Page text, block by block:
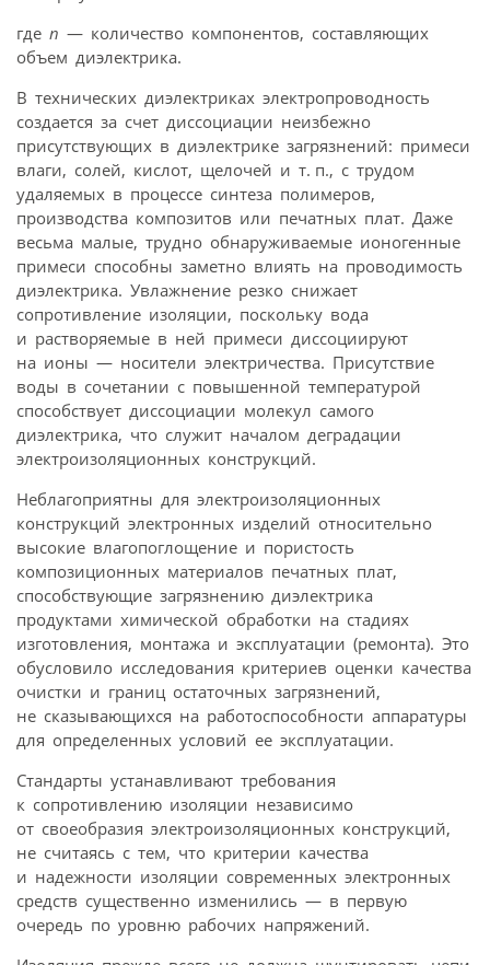
где n — количество компонентов, составляющих
объем диэлектрика.
В технических диэлектриках электропроводность
создается за счет диссоциации неизбежно
присутствующих в диэлектрике загрязнений: примеси
влаги, солей, кислот, щелочей и т. п., с трудом
удаляемых в процессе синтеза полимеров,
производства композитов или печатных плат. Даже
весьма малые, трудно обнаруживаемые ионогенные
примеси способны заметно влиять на проводимость
диэлектрика. Увлажнение резко снижает
сопротивление изоляции, поскольку вода
и растворяемые в ней примеси диссоциируют
на ионы — носители электричества. Присутствие
воды в сочетании с повышенной температурой
способствует диссоциации молекул самого
диэлектрика, что служит началом деградации
электроизоляционных конструкций.
Неблагоприятны для электроизоляционных
конструкций электронных изделий относительно
высокие влагопоглощение и пористость
композиционных материалов печатных плат,
способствующие загрязнению диэлектрика
продуктами химической обработки на стадиях
изготовления, монтажа и эксплуатации (ремонта). Это
обусловило исследования критериев оценки качества
очистки и границ остаточных загрязнений,
не сказывающихся на работоспособности аппаратуры
для определенных условий ее эксплуатации.
Стандарты устанавливают требования
к сопротивлению изоляции независимо
от своеобразия электроизоляционных конструкций,
не считаясь с тем, что критерии качества
и надежности изоляции современных электронных
средств существенно изменились — в первую
очередь по уровню рабочих напряжений.